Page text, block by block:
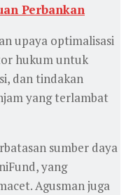
Perbankan
upaya optimalisasi
hukum untuk
dan tindakan
yang terlambat
sumber daya
yang
Agusman juga